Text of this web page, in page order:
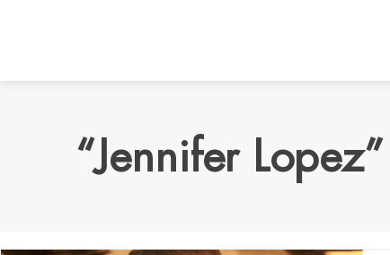
“Jennifer Lopez”